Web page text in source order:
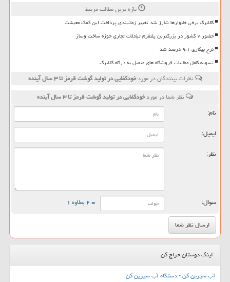
تازه ترین مطالب مرتبط
کالابرگ برخی خانوارها شارژ شد تغییر زمانبندی پرداخت این کمک معیشت
حضور ۷ کشور در بزرگترین پلتفرم تبادلات تجاری حوزه ساخت وساز
نرخ بیکاری ۹،۱ درصد شد
تسویه کامل مطالبات فروشگاه های متصل به درگاه کالابرگ
نظرات بینندگان در موردخودکفایی در تولید گوشت قرمز تا ۳ سال آینده
نظر شما در موردخودکفایی در تولید گوشت قرمز تا ۳ سال آینده
نام:
ایمیل:
نظر:
سوال: = ۲ بعلاوه ۱
لینک دوستان حراج کن
آب شیرین کن - دستگاه آب شیرین کن